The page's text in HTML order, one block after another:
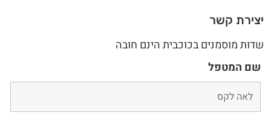
יצירת קשר
שדות מוסמנים בכוכבית הינם חובה
שם המטפל